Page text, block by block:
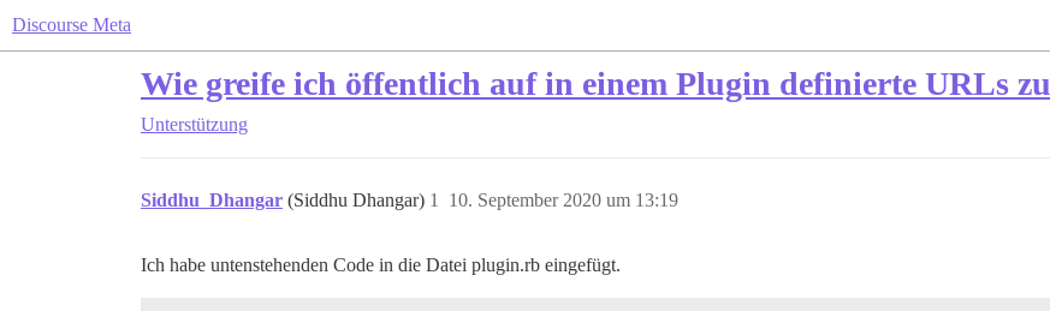
Discourse Meta
Wie greife ich öffentlich auf in einem Plugin definierte URLs
Unterstützung
Siddhu_Dhangar (Siddhu Dhangar) 10. September 2020 um 13:19
1
Ich habe untenstehenden Code in die Datei plugin.rb eingefügt.